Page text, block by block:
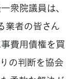
衆院議員は、
業者の皆さん
費用債権を買
の判断を協会